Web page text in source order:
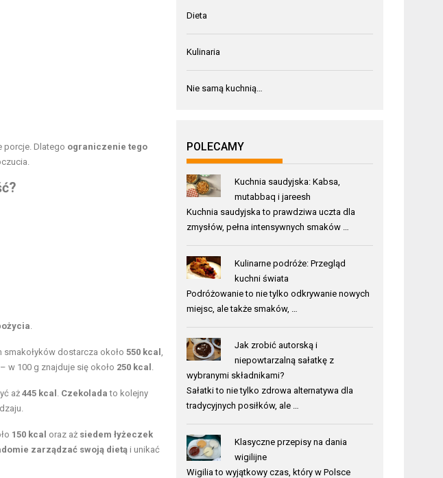
porcje. Dlatego ograniczenie tego
dostarcza około 550 kcal
w 100 g znajduje się około 250 kcal
aż 445 kcal Czekolada to kolejny
150 kcal oraz aż siedem łyżeczek
zarządzać swoją dietą i unikać
Dieta
Kulinaria
Nie samą kuchnią…
POLECAMY
Kuchnia saudyjska: Kabsa,
mutabbaq i jareesh
Kuchnia saudyjska to prawdziwa uczta dla
zmysłów, pełna intensywnych smaków …
Kulinarne podróże: Przegląd
kuchni świata
Podróżowanie to nie tylko odkrywanie nowych
miejsc, ale także smaków, …
Jak zrobić autorską i
niepowtarzalną sałatkę z
wybranymi składnikami?
Sałatki to nie tylko zdrowa alternatywa dla
tradycyjnych posiłków, ale …
Klasyczne przepisy na dania
wigilijne
Wigilia to wyjątkowy czas, który w Polsce